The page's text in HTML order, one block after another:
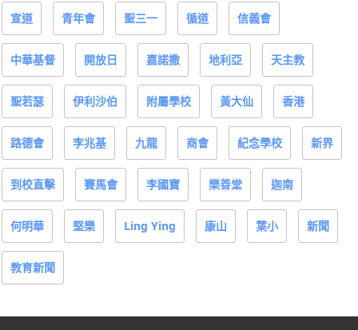
宣道 青年會 聖三一 循道 信義會
中華基督 開放日 嘉諾撒 地利亞 天主教
聖若瑟 伊利沙伯 附屬學校 黃大仙 香港
路德會 李兆基 九龍 商會 紀念學校 新界
到校直擊 賽馬會 李國寶 樂善堂 迦南
何明華 堅樂 Ling Ying 康山 葉小 新聞
教育新聞